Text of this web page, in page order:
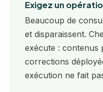
Exigez un
Beaucoup de
et disparaissent.
exécute : contenus
corrections
exécution ne fait